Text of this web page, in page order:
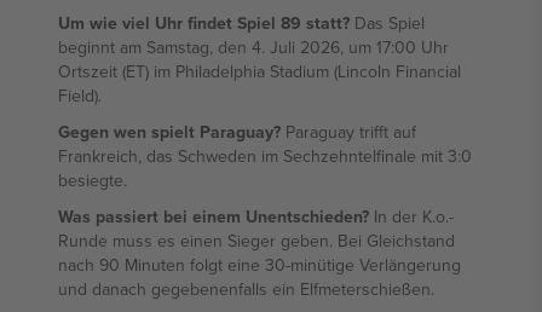
Um wie viel Uhr findet Spiel 89 statt? Das Spiel
beginnt am Samstag, den 4. Juli 2026, um 17:00 Uhr
Ortszeit (ET) im Philadelphia Stadium (Lincoln Financial
Field).
Gegen wen spielt Paraguay? Paraguay trifft auf
Frankreich, das Schweden im Sechzehntelfinale mit 3:0
besiegte.
Was passiert bei einem Unentschieden? In der K.o.-
Runde muss es einen Sieger geben. Bei Gleichstand
nach 90 Minuten folgt eine 30-minütige Verlängerung
und danach gegebenenfalls ein Elfmeterschießen.